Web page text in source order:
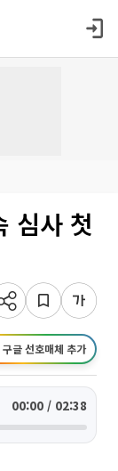
심사 첫
구글 선호매체 추가
00:00 / 02:38